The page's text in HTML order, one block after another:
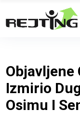
Izmirio
Osimu I